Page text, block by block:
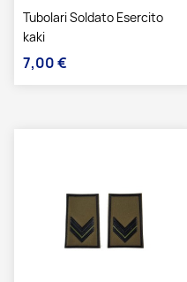
Tubolari Soldato Esercito
kaki
Prezzo
7,00 €